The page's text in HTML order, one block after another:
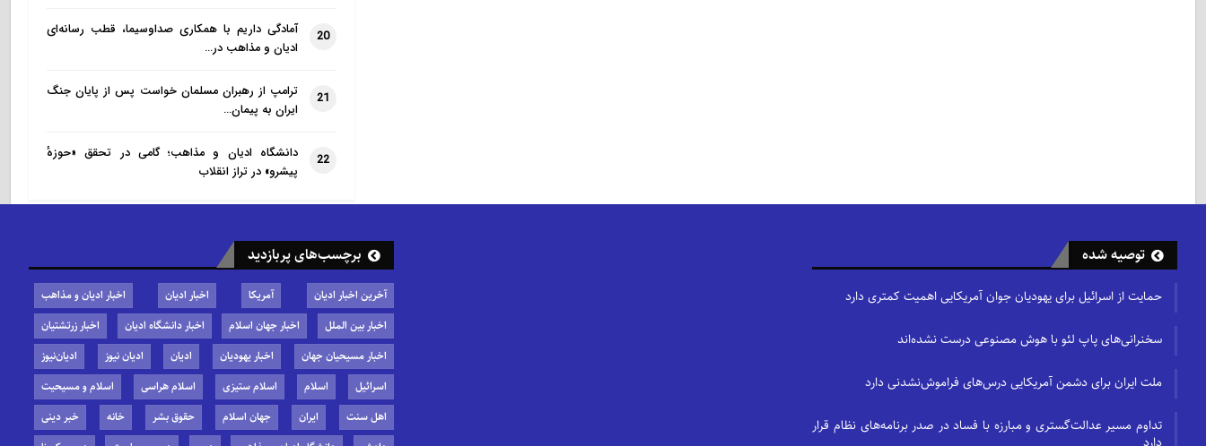
20
آمادگی داریم با همکاری صداوسیما، قطب رسانه‌ای
ادیان و مذاهب در…
21
ترامپ از رهبران مسلمان خواست پس از پایان جنگ
ایران به پیمان…
22
دانشگاه ادیان و مذاهب؛ گامی در تحقق «حوزهٔ
پیشرو» در تراز انقلاب
توصیه شده
حمایت از اسرائیل برای یهودیان جوان آمریکایی اهمیت کمتری دارد
سخنرانی‌های پاپ لئو با هوش مصنوعی درست نشده‌اند
ملت ایران برای دشمن آمریکایی درس‌های فراموش‌نشدنی دارد
تداوم مسیر عدالت‌گستری و مبارزه با فساد در صدر برنامه‌های نظام قرار
برچسب‌های پربازدید
آخرین اخبار ادیان آمریکا اخبار ادیان
اخبار ادیان و مذاهب
اخبار بین الملل
اخبار جهان اسلام اخبار دانشگاه ادیان
اخبار زرتشتیان
اخبار مسیحیان جهان
اخبار یهودیان ادیان ادیان نیوز
ادیان‌نیوز
اسرائیل
اسلام اسلام ستیزی اسلام هراسی
اسلام و مسیحیت
اهل سنت
ایران جهان اسلام حقوق بشر خانه
خبر دینی